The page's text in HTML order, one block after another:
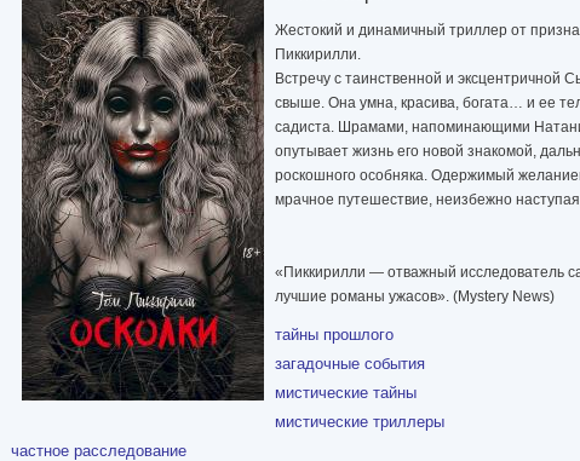
Жестокий и динамичный триллер от
Пиккирилли.
Встречу с таинственной и
свыше. Она умна, красива, богата… и ее
садиста. Шрамами, напоминающими
опутывает жизнь его новой знакомой,
роскошного особняка. Одержимый
мрачное путешествие, неизбежно
«Пиккирилли — отважный исследователь
лучшие романы ужасов». (Mystery News)
тайны прошлого
загадочные события
мистические тайны
мистические триллеры
частное расследование